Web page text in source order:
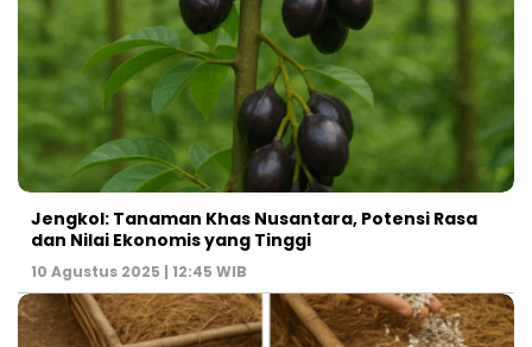
Jengkol: Tanaman Khas Nusantara, Potensi Rasa
dan Nilai Ekonomis yang Tinggi
10 Agustus 2025 | 12:45 WIB